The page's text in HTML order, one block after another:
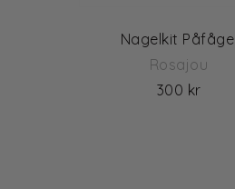
Nagelkit Påfågel
Rosajou
300 kr